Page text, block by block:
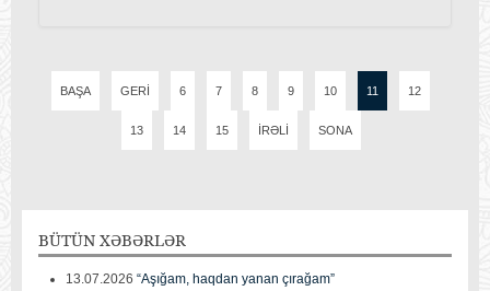
BAŞA GERI 6 7 8 9 10 11 12
13 14 15 İRƏLI SONA
BÜTÜN XƏBƏRLƏR
13.07.2026 “Aşığam, haqdan yanan çırağam”